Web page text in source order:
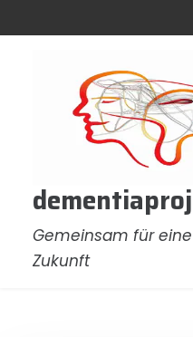
Gemeinsam für
Zukunft